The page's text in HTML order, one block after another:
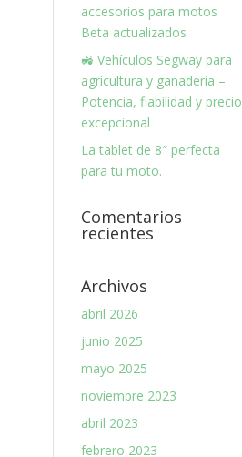
accesorios para motos
Beta actualizados
🚜 Vehículos Segway para
agricultura y ganadería –
Potencia, fiabilidad y precio
excepcional
La tablet de 8″ perfecta
para tu moto.
Comentarios
recientes
Archivos
abril 2026
junio 2025
mayo 2025
noviembre 2023
abril 2023
febrero 2023